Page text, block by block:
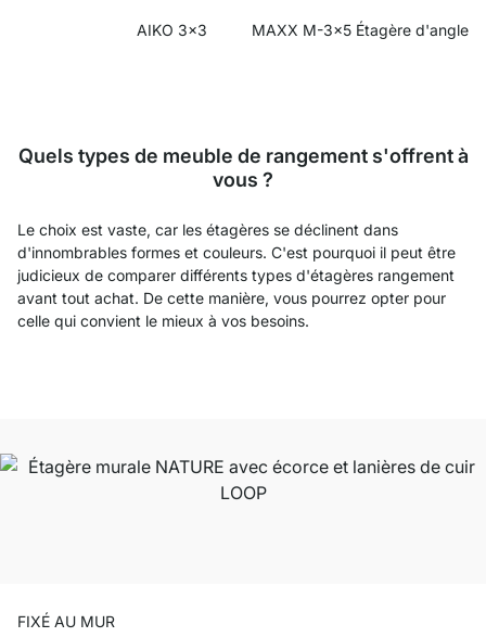
AIKO 3x3 MAXX M-3x5 Étagère d'angle
Quels types de meuble de rangement s'offrent à
vous ?
Le choix est vaste, car les étagères se déclinent dans
d'innombrables formes et couleurs. C'est pourquoi il peut être
judicieux de comparer différents types d'étagères rangement
avant tout achat. De cette manière, vous pourrez opter pour
celle qui convient le mieux à vos besoins.
FIXÉ AU MUR